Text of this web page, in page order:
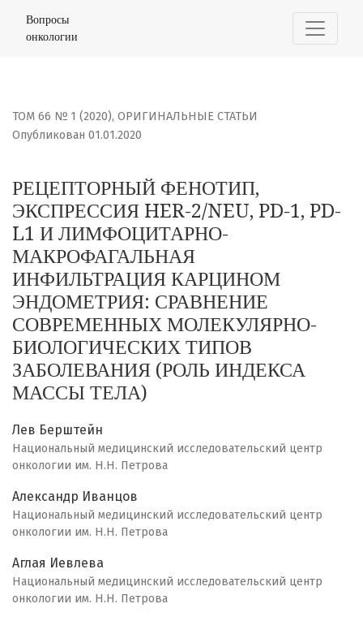
РЕЦЕПТОРНЫЙ ФЕНОТИП, ЭКСПРЕССИЯ HER-2/NEU,
Вопросы
онкологии
ТОМ 66 № 1 (2020), ОРИГИНАЛЬНЫЕ СТАТЬИ
РЕЦЕПТОРНЫЙ ФЕНОТИП,
ЭКСПРЕССИЯ HER-2/NEU, PD-1, PD-
L1 И ЛИМФОЦИТАРНО-
МАКРОФАГАЛЬНАЯ
ИНФИЛЬТРАЦИЯ КАРЦИНОМ
ЭНДОМЕТРИЯ: СРАВНЕНИЕ
СОВРЕМЕННЫХ МОЛЕКУЛЯРНО-
БИОЛОГИЧЕСКИХ ТИПОВ
ЗАБОЛЕВАНИЯ (РОЛЬ ИНДЕКСА
МАССЫ ТЕЛА)
Опубликован 01.01.2020
Лев Берштейн
Национальный медицинский исследовательский центр
онкологии им. Н.Н. Петрова
Александр Иванцов
Национальный медицинский исследовательский центр
онкологии им. Н.Н. Петрова
Аглая Иевлева
Национальный медицинский исследовательский центр
онкологии им. Н.Н. Петрова